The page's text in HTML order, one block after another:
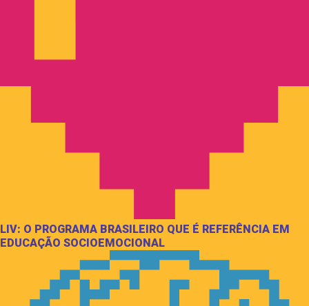
LIV: O PROGRAMA BRASILEIRO QUE É REFERÊNCIA EM
EDUCAÇÃO SOCIOEMOCIONAL